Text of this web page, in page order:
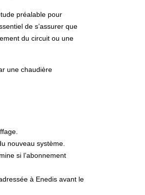
préalable pour
de s’assurer que
du circuit ou une
une chaudière
nouveau système.
si l’abonnement
à Enedis avant le